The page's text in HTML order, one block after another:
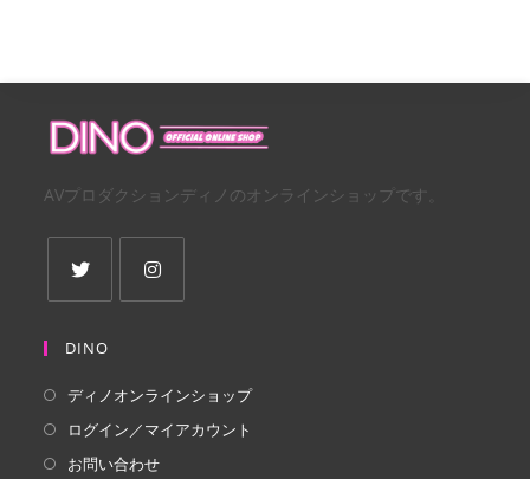
AVプロダクションディノのオンラインショップです。
し
タ
ブ
で
タ
ブ
で
DINO
ディノオンラインショップ
ログイン／マイアカウント
お問い合わせ